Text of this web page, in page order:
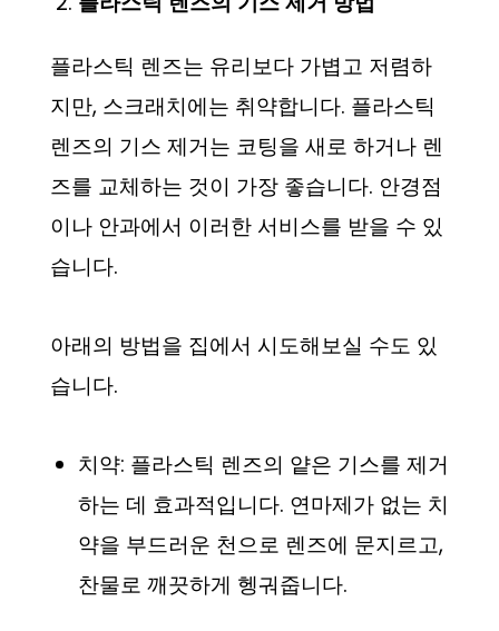
플라스틱 렌즈는 유리보다 가볍고 저렴하
지만, 스크래치에는 취약합니다. 플라스틱
렌즈의 기스 제거는 코팅을 새로 하거나 렌
즈를 교체하는 것이 가장 좋습니다. 안경점
이나 안과에서 이러한 서비스를 받을 수 있
습니다.
아래의 방법을 집에서 시도해보실 수도 있
습니다.
치약: 플라스틱 렌즈의 얕은 기스를 제거
하는 데 효과적입니다. 연마제가 없는 치
약을 부드러운 천으로 렌즈에 문지르고,
찬물로 깨끗하게 헹궈줍니다.